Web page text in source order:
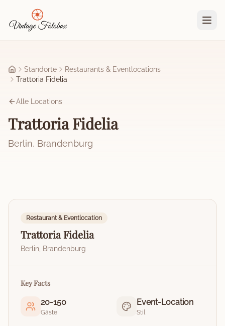
Startseite
Standorte
Restaurants & Eventlocations
Trattoria Fidelia
Alle Locations
Trattoria Fidelia
Berlin, Brandenburg
Restaurant & Eventlocation
Trattoria Fidelia
Berlin Brandenburg
Key Facts
20-150
Gäste
Event-Location
Stil